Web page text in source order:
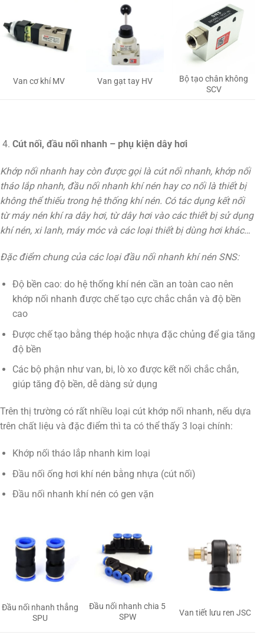
Van cơ khí MV Van gạt tay HV
Bộ tạo chân không
SCV
Cút nối, đầu nối nhanh – phụ kiện dây hơi
Khớp nối nhanh hay còn được gọi là cút nối nhanh, khớp nối
tháo lắp nhanh, đầu nối nhanh khí nén hay co nối là thiết bị
không thể thiếu trong hệ thống khí nén. Có tác dụng kết nối
từ máy nén khí ra dây hơi, từ dây hơi vào các thiết bị sử dụng
khí nén, xi lanh, máy móc và các loại thiết bị dùng hơi khác…
Đặc điểm chung của các loại đầu nối nhanh khí nén SNS:
Độ bền cao: do hệ thống khí nén cần an toàn cao nên
khớp nối nhanh được chế tạo cực chắc chắn và độ bền
cao
Được chế tạo bằng thép hoặc nhựa đặc chủng để gia tăng
độ bền
Các bộ phận như van, bi, lò xo được kết nối chắc chắn,
giúp tăng độ bền, dễ dàng sử dụng
Trên thị trường có rất nhiều loại cút khớp nối nhanh, nếu dựa
trên chất liệu và đặc điểm thì ta có thể thấy 3 loại chính:
Khớp nối tháo lắp nhanh kim loại
Đầu nối ống hơi khí nén bằng nhựa (cút nối)
Đầu nối nhanh khí nén có gen vặn
Đầu nối nhanh thẳng
SPU
Đầu nối nhanh chia 5
SPW
Van tiết lưu ren JSC